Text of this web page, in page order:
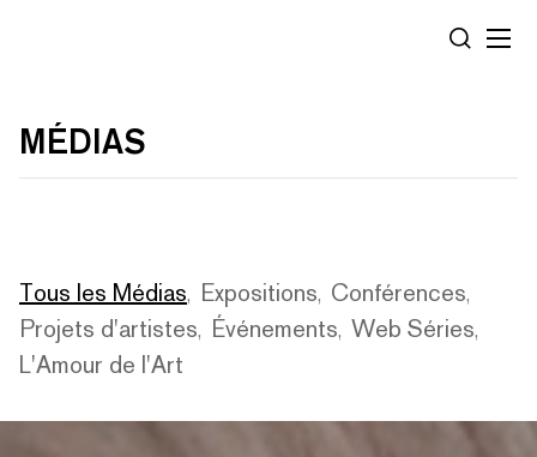
MÉDIAS
Tous les Médias, Expositions, Conférences,
Projets d'artistes, Événements, Web Séries,
L'Amour de l'Art